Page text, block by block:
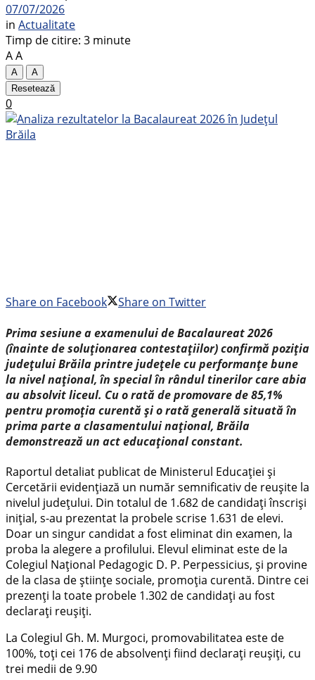
07/07/2026
in Actualitate
Timp de citire: 3 minute
AA
A
A
Resetează
0
Share on Facebook
Share on Twitter
Prima sesiune a examenului de Bacalaureat 2026
(înainte de soluționarea contestațiilor) confirmă poziția
județului Brăila printre județele cu performanțe bune
la nivel național, în special în rândul tinerilor care abia
au absolvit liceul. Cu o rată de promovare de 85,1%
pentru promoția curentă și o rată generală situată în
prima parte a clasamentului național, Brăila
demonstrează un act educațional constant.
Raportul detaliat publicat de Ministerul Educației și
Cercetării evidențiază un număr semnificativ de reușite la
nivelul județului. Din totalul de 1.682 de candidați înscriși
inițial, s-au prezentat la probele scrise 1.631 de elevi.
Doar un singur candidat a fost eliminat din examen, la
proba la alegere a profilului. Elevul eliminat este de la
Colegiul Național Pedagogic D. P. Perpessicius, și provine
de la clasa de științe sociale, promoția curentă. Dintre cei
prezenți la toate probele 1.302 de candidați au fost
declarați reușiți.
La Colegiul Gh. M. Murgoci, promovabilitatea este de
100%, toți cei 176 de absolvenți fiind declarați reușiți, cu
trei medii de 9.90